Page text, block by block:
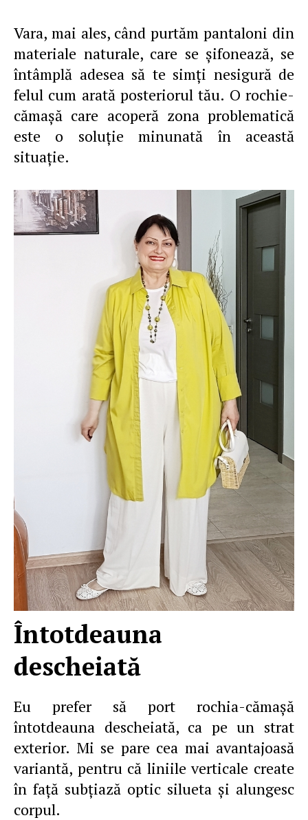
Vara, mai ales, când purtăm pantaloni din
materiale naturale, care se şifonează, se
întâmplă adesea să te simţi nesigură de
felul cum arată posteriorul tău. O rochie-
cămaşă care acoperă zona problematică
este o soluţie minunată în această
situaţie.
Întotdeauna
descheiată
Eu prefer să port rochia-cămaşă
întotdeauna descheiată, ca pe un strat
exterior. Mi se pare cea mai avantajoasă
variantă, pentru că liniile verticale create
în faţă subţiază optic silueta şi alungesc
corpul.